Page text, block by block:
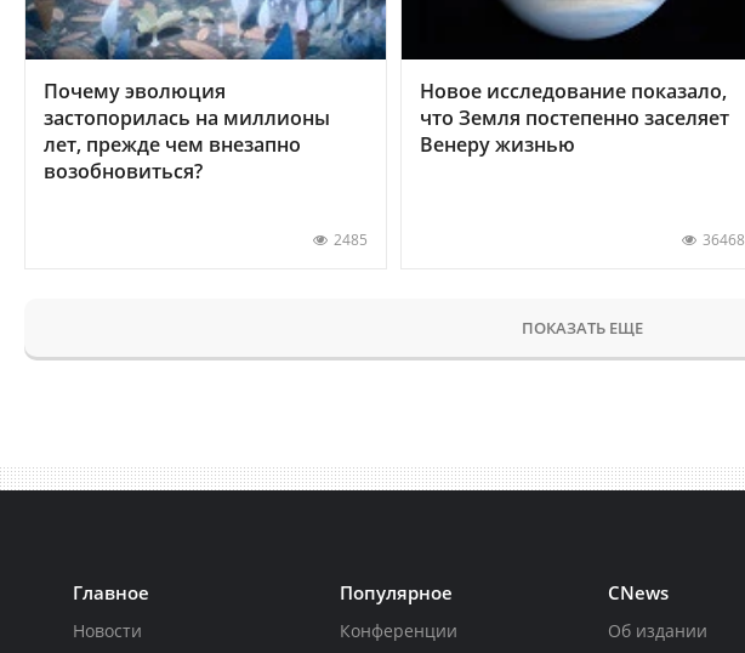
Почему эволюция
застопорилась на миллионы
лет, прежде чем внезапно
возобновиться?
2485
Новое исследование показало,
что Земля постепенно заселяет
Венеру жизнью
36468
ПОКАЗАТЬ ЕЩЕ
Главное
Новости
Популярное
Конференции
CNews
Об издании